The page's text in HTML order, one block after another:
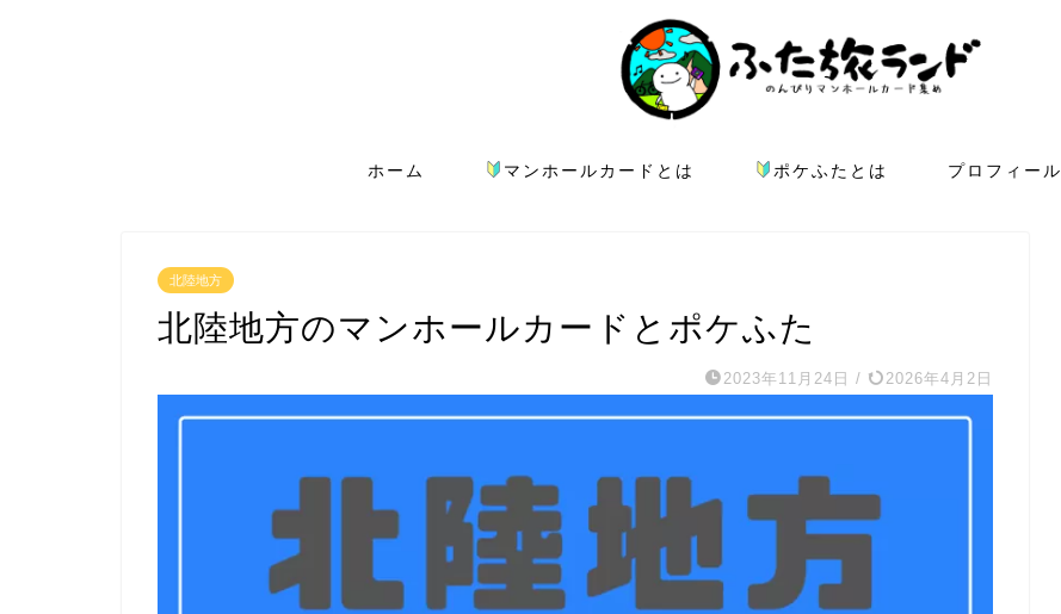
ホーム マンホールカードとは ポケふたとは プロフィール
北陸地方
北陸地方のマンホールカードとポケふた
2023年11月24日 / 2026年4月2日